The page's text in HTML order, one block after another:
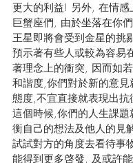
更大的利益! 另外, 在情感
巨蟹座們, 由於坐落在你
王星即將會受到金星的挑
預示著有些人或較為容易
著理念上的衝突, 因而如
和諧度,你們對於新的意見
態度,不宜直接就表現出
這個時候,你們的人生課
衡自己的想法及他人的見
試試對方的角度去看待事
能得到更多啓發, 及或許